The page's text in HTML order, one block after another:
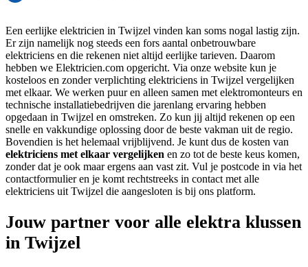
Een eerlijke elektricien in Twijzel vinden kan soms nogal lastig zijn.
Er zijn namelijk nog steeds een fors aantal onbetrouwbare
elektriciens en die rekenen niet altijd eerlijke tarieven. Daarom
hebben we Elektricien.com opgericht. Via onze website kun je
kosteloos en zonder verplichting elektriciens in Twijzel vergelijken
met elkaar. We werken puur en alleen samen met elektromonteurs en
technische installatiebedrijven die jarenlang ervaring hebben
opgedaan in Twijzel en omstreken. Zo kun jij altijd rekenen op een
snelle en vakkundige oplossing door de beste vakman uit de regio.
Bovendien is het helemaal vrijblijvend. Je kunt dus de kosten van
elektriciens met elkaar vergelijken en zo tot de beste keus komen,
zonder dat je ook maar ergens aan vast zit. Vul je postcode in via het
contactformulier en je komt rechtstreeks in contact met alle
elektriciens uit Twijzel die aangesloten is bij ons platform.
Jouw partner voor alle elektra klussen
in Twijzel